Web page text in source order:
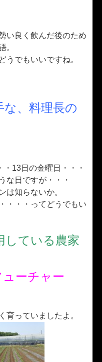
い良く飲んだ後のため
。
うでもいいですね。
、料理長の
13日の金曜日・・・
な日ですが・・・
は知らないか。
・・・ってどうでもい
している農家
ーチャー
育っていましたよ。